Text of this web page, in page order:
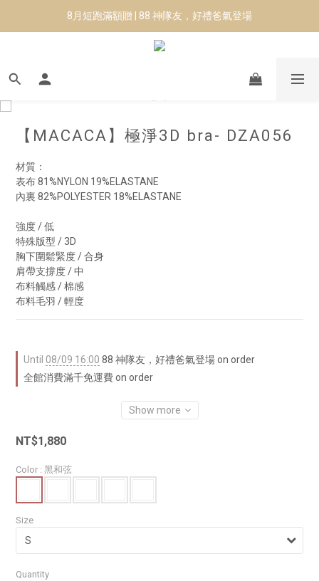
8月短跑滿額贈 | 88 神隊友，好禮爸氣登場
8月短跑滿額贈 | 88 神隊友，好禮爸氣登場
✨CURARING-韓國多功能深層按摩環｜新品預購88折！✨
Manduka-跟著青蛙去旅行｜快閃第二站-台南
【MACACA】極淨3D bra- DZA056
材質：
表布 81%NYLON 19%ELASTANE
內裏 82%POLYESTER 18%ELASTANE
強度 / 低
特殊版型 / 3D
胸下圍鬆緊度 / 合身
肩帶支撐度 / 中
布料觸感 / 棉感
布料毛羽 / 輕度
Until 08/09 16:00 88 神隊友，好禮爸氣登場 on order
全館消費滿千免運費 on order
Show more
NT$1,880
Color : 黑和弦
Size
Quantity